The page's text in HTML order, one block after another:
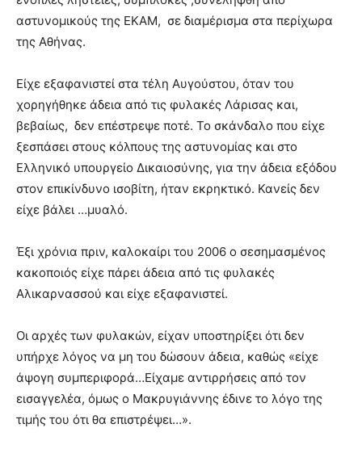
αστυνομικούς της ΕΚΑΜ, σε διαμέρισμα στα περίχωρα
της Αθήνας.
Είχε εξαφανιστεί στα τέλη Αυγούστου, όταν του
χορηγήθηκε άδεια από τις φυλακές Λάρισας και,
βεβαίως, δεν επέστρεψε ποτέ. Το σκάνδαλο που είχε
ξεσπάσει στους κόλπους της αστυνομίας και στο
Ελληνικό υπουργείο Δικαιοσύνης, για την άδεια εξόδου
στον επικίνδυνο ισοβίτη, ήταν εκρηκτικό. Κανείς δεν
είχε βάλει …μυαλό.
Έξι χρόνια πριν, καλοκαίρι του 2006 ο σεσημασμένος
κακοποιός είχε πάρει άδεια από τις φυλακές
Αλικαρνασσού και είχε εξαφανιστεί.
Οι αρχές των φυλακών, είχαν υποστηρίξει ότι δεν
υπήρχε λόγος να μη του δώσουν άδεια, καθώς «είχε
άψογη συμπεριφορά…Είχαμε αντιρρήσεις από τον
εισαγγελέα, όμως ο Μακρυγιάννης έδινε το λόγο της
τιμής του ότι θα επιστρέψει…».